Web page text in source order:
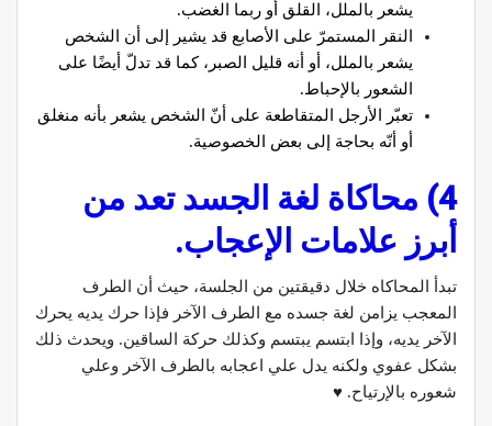
يشعر بالملل، القلق أو ربما الغضب.
النقر المستمرّ على الأصابع قد يشير إلى أن الشخص
يشعر بالملل، أو أنه قليل الصبر، كما قد تدلّ أيضًا على
الشعور بالإحباط.
تعبّر الأرجل المتقاطعة على أنّ الشخص يشعر بأنه منغلق
أو أنّه بحاجة إلى بعض الخصوصية.
4) محاكاة لغة الجسد تعد من
أبرز علامات الإعجاب.
تبدأ المحاكاه خلال دقيقتين من الجلسة، حيث أن الطرف
المعجب يزامن لغة جسده مع الطرف الآخر فإذا حرك يديه يحرك
الآخر يديه، وإذا ابتسم يبتسم وكذلك حركة الساقين. ويحدث ذلك
بشكل عفوي ولكنه يدل علي اعجابه بالطرف الآخر وعلي
شعوره بالإرتياح. ♥️